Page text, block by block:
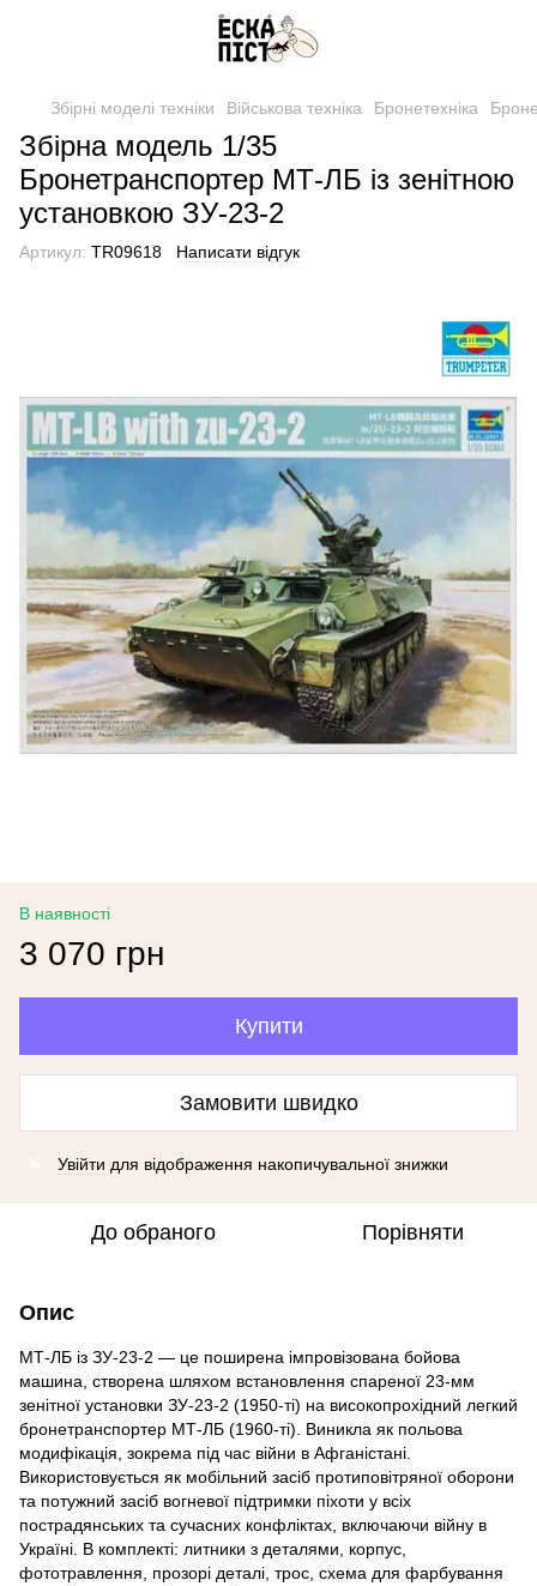
Збірні моделі техніки Військова техніка Бронетехніка
Збірна модель 1/35
Бронетранспортер МТ-ЛБ із зенітною
установкою ЗУ-23-2
Артикул: TR09618 Написати відгук
В наявності
3 070 грн
Купити
Замовити швидко
% Увійти для відображення накопичувальної знижки
До обраного Порівняти
Опис
МТ-ЛБ із ЗУ-23-2 — це поширена імпровізована бойова
машина, створена шляхом встановлення спареної 23-мм
зенітної установки ЗУ-23-2 (1950-ті) на високопрохідний легкий
бронетранспортер МТ-ЛБ (1960-ті). Виникла як польова
модифікація, зокрема під час війни в Афганістані.
Використовується як мобільний засіб протиповітряної оборони
та потужний засіб вогневої підтримки піхоти у всіх
пострадянських та сучасних конфліктах, включаючи війну в
Україні. В комплекті: литники з деталями, корпус,
фототравлення, прозорі деталі, трос, схема для фарбування